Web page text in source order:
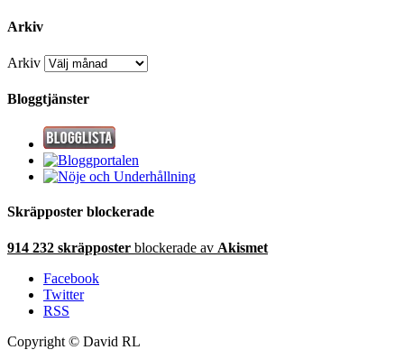
Arkiv
Arkiv
Bloggtjänster
Skräpposter blockerade
914 232 skräpposter blockerade av Akismet
Facebook
Twitter
RSS
Copyright © David RL